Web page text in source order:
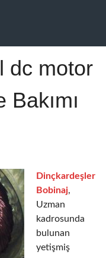
dc motor
Bakımı
Dinçkardeşler
Bobinaj,
Uzman
kadrosunda
bulunan
yetişmiş